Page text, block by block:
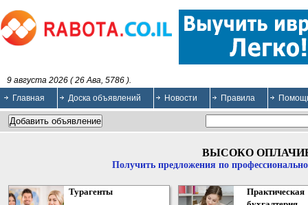
9 августа 2026 ( 26 Ава, 5786 ).
Главная
Доска объявлений Новости Правила
ВЫСОКО
Получить предложения по
Турагенты
Практическая